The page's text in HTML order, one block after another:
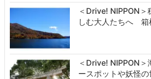
＜Drive! NIPPON＞
しむ大人たちへ 箱
＜Drive! NIPPON＞
ースポットや妖怪